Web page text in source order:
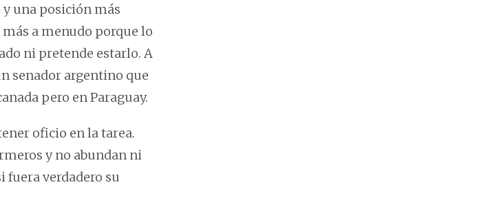
una posición más
a menudo porque lo
ni pretende estarlo. A
senador argentino que
pero en Paraguay.
oficio en la tarea.
y no abundan ni
fuera verdadero su